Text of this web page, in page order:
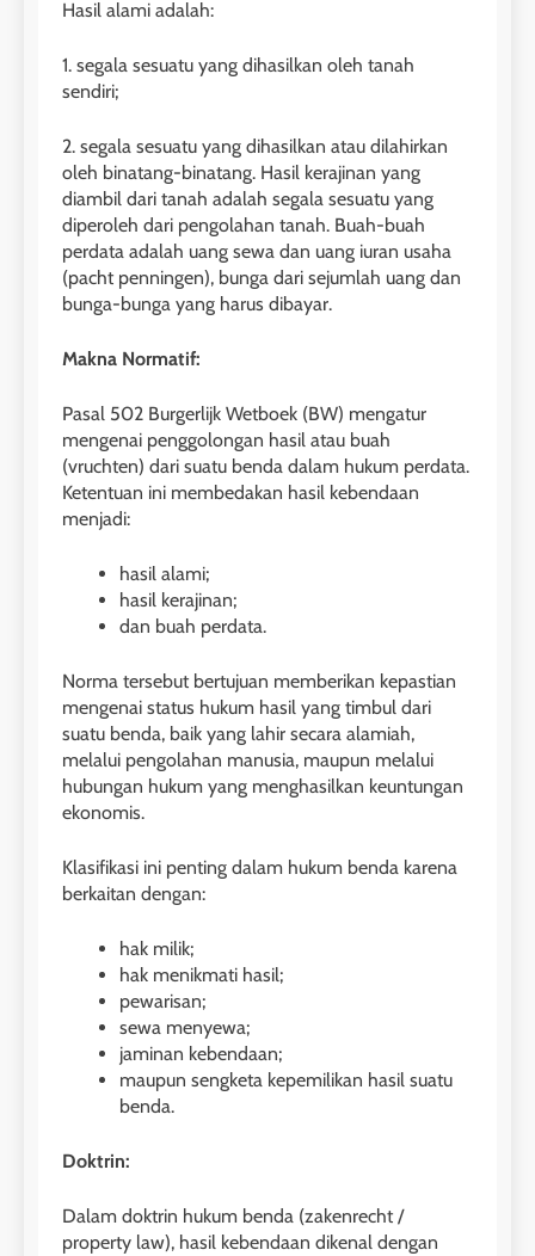
Hasil alami adalah:
1. segala sesuatu yang dihasilkan oleh tanah
sendiri;
2. segala sesuatu yang dihasilkan atau dilahirkan
oleh binatang-binatang. Hasil kerajinan yang
diambil dari tanah adalah segala sesuatu yang
diperoleh dari pengolahan tanah. Buah-buah
perdata adalah uang sewa dan uang iuran usaha
(pacht penningen), bunga dari sejumlah uang dan
bunga-bunga yang harus dibayar.
Makna Normatif:
Pasal 502 Burgerlijk Wetboek (BW) mengatur
mengenai penggolongan hasil atau buah
(vruchten) dari suatu benda dalam hukum perdata.
Ketentuan ini membedakan hasil kebendaan
menjadi:
hasil alami;
hasil kerajinan;
dan buah perdata.
Norma tersebut bertujuan memberikan kepastian
mengenai status hukum hasil yang timbul dari
suatu benda, baik yang lahir secara alamiah,
melalui pengolahan manusia, maupun melalui
hubungan hukum yang menghasilkan keuntungan
ekonomis.
Klasifikasi ini penting dalam hukum benda karena
berkaitan dengan:
hak milik;
hak menikmati hasil;
pewarisan;
sewa menyewa;
jaminan kebendaan;
maupun sengketa kepemilikan hasil suatu
benda.
Doktrin:
Dalam doktrin hukum benda (zakenrecht /
property law), hasil kebendaan dikenal dengan